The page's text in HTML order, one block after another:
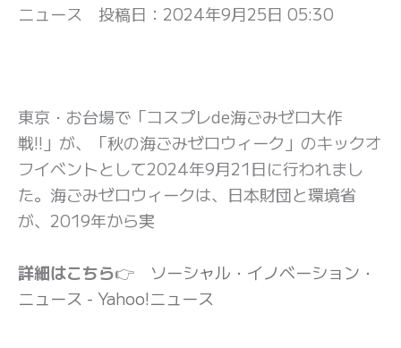
ニュース 投稿日： 2024年9月25日 05:30
東京・お台場で「コスプレde海ごみゼロ大作
戦!!」が、「秋の海ごみゼロウィーク」のキックオ
フイベントとして2024年9月21日に行われまし
た。海ごみゼロウィークは、日本財団と環境省
が、2019年から実
詳細はこちら👉 ソーシャル・イノベーション・
ニュース - Yahoo!ニュース